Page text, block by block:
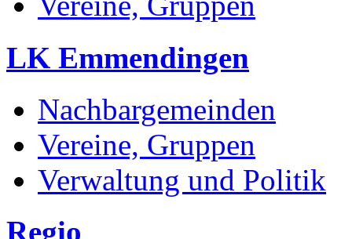
LK Emmendingen
Nachbargemeinden
Vereine, Gruppen
Verwaltung und Politik
Regio